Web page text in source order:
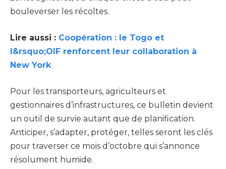
bouleverser les récoltes.
Lire aussi : Coopération : le Togo et
l&rsquo;OIF renforcent leur collaboration à
New York
Pour les transporteurs, agriculteurs et
gestionnaires d’infrastructures, ce bulletin devient
un outil de survie autant que de planification.
Anticiper, s’adapter, protéger, telles seront les clés
pour traverser ce mois d’octobre qui s’annonce
résolument humide.